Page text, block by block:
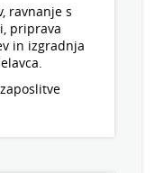
ravnanje s
priprava
in izgradnja